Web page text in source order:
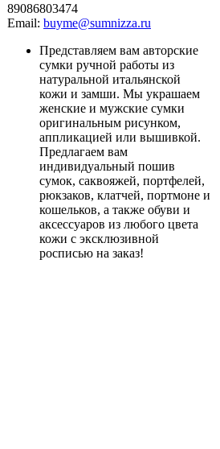
89086803474
Email: buyme@sumnizza.ru
Представляем вам авторские
сумки ручной работы из
натуральной итальянской
кожи и замши. Мы украшаем
женские и мужские сумки
оригинальным рисунком,
аппликацией или вышивкой.
Предлагаем вам
индивидуальный пошив
сумок, саквояжей, портфелей,
рюкзаков, клатчей, портмоне и
кошельков, а также обуви и
аксессуаров из любого цвета
кожи с эксклюзивной
росписью на заказ!